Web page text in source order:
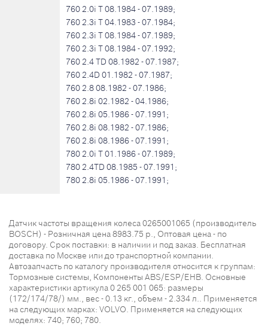
760 2.0i T 08.1984 - 07.1989;
760 2.3i T 04.1983 - 07.1984;
760 2.3i T 08.1984 - 07.1989;
760 2.3i T 08.1984 - 07.1992;
760 2.4 TD 08.1982 - 07.1987;
760 2.4D 01.1982 - 07.1987;
760 2.8 08.1982 - 07.1986;
760 2.8i 02.1982 - 04.1986;
760 2.8i 05.1986 - 07.1991;
760 2.8i 08.1982 - 07.1986;
760 2.8i 08.1986 - 07.1991;
780 2.0i T 01.1986 - 07.1989;
780 2.4TD 08.1985 - 07.1991;
780 2.8i 05.1986 - 07.1991;
Датчик частоты вращения колеса 0265001065 (производитель
BOSCH) - Розничная цена 8983.75 р., Оптовая цена - по
договору. Срок поставки: в наличии и под заказ. Бесплатная
доставка по Москве или до транспортной компании.
Автозапчасть по каталогу производителя относится к группам:
Тормозные системы, Компоненты ABS/ESP/EHB. Основные
характеристики артикула 0 265 001 065: размеры
(172/174/78/) мм., вес - 0.13 кг., объем - 2.334 л.. Применяется
на следующих марках: VOLVO. Применяется на следующих
моделях: 740; 760; 780.